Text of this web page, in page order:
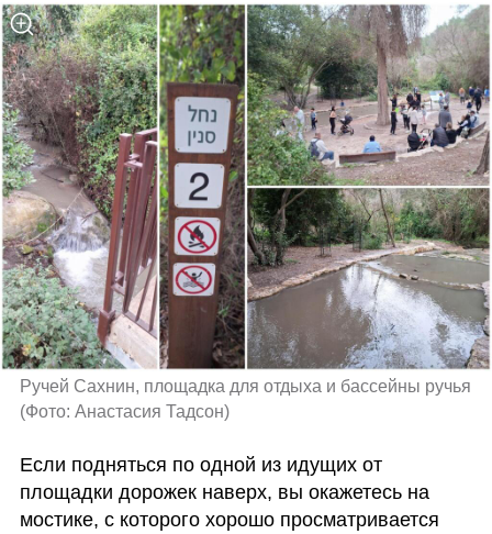
(Фото: Анастасия Тадсон)
Если подняться по одной из идущих от
площадки дорожек наверх, вы окажетесь на
мостике, с которого хорошо просматривается